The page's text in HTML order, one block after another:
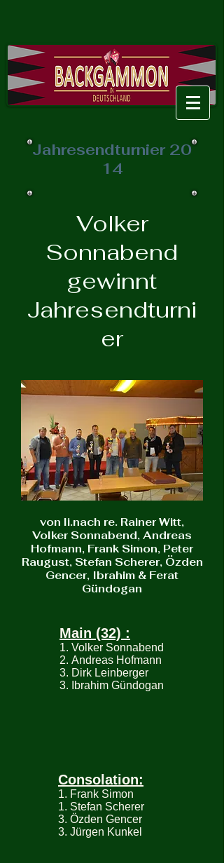
Jahresendturnier 20
14
Volker
Sonnabend
gewinnt
Jahresendturni
er
von li.nach re. Rainer Witt,
Volker Sonnabend, Andreas
Hofmann, Frank Simon, Peter
Raugust, Stefan Scherer, Özden
Gencer, Ibrahim & Ferat
Gündogan
Main (32) :
1. Volker Sonnabend
2. Andreas Hofmann
3. Dirk Leinberger
3. Ibrahim Gündogan
Consolation:
1. Frank Simon
1. Stefan Scherer
3. Özden Gencer
3. Jürgen Kunkel